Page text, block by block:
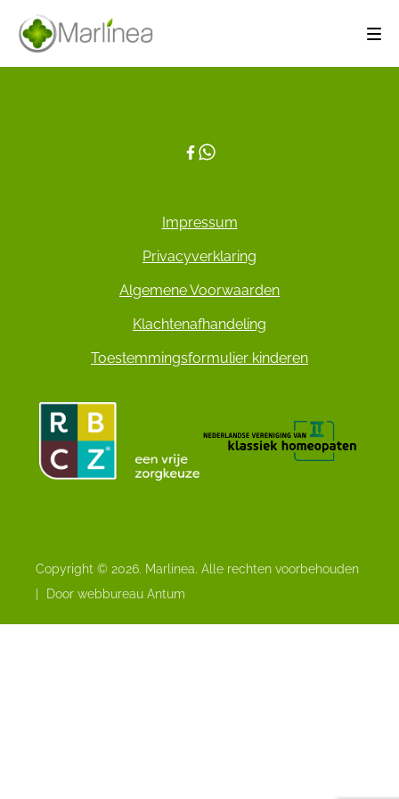
Impressum
Privacyverklaring
Algemene Voorwaarden
Klachtenafhandeling
Toestemmingsformulier kinderen
Copyright © 2026. Marlinea. Alle rechten voorbehouden
Door webbureau Antum